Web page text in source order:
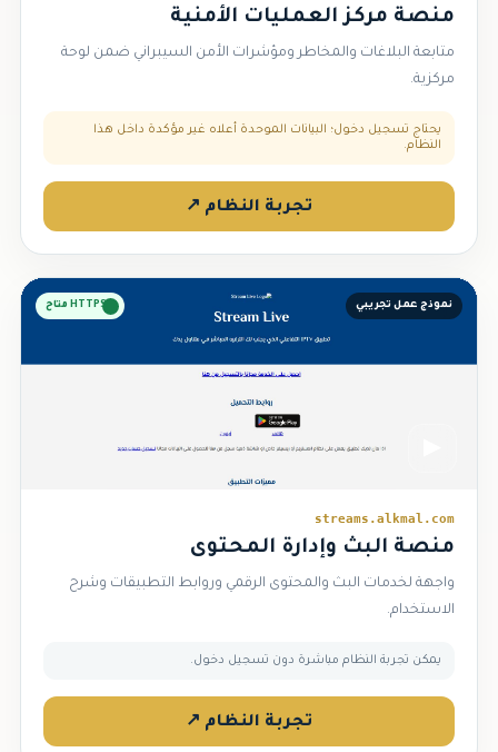
منصة مركز العمليات الأمنية
متابعة البلاغات والمخاطر ومؤشرات الأمن السيبراني ضمن لوحة
مركزية.
يحتاج تسجيل دخول؛ البيانات الموحدة أعلاه غير مؤكدة داخل هذا
النظام.
تجربة النظام ↗
نموذج عمل تجريبي HTTPS متاح
streams.alkmal.com
منصة البث وإدارة المحتوى
واجهة لخدمات البث والمحتوى الرقمي وروابط التطبيقات وشرح
الاستخدام.
يمكن تجربة النظام مباشرة دون تسجيل دخول.
تجربة النظام ↗